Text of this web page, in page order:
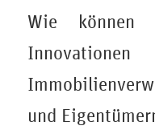
Wie können
und